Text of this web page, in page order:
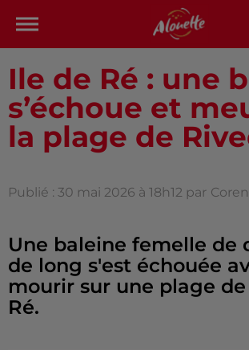
Ile de Ré : une
s’échoue et
la plage de
Publié : 30 mai 2026 à 18h12 par
Une baleine femelle de
de long s'est échouée
mourir sur une plage
Ré.